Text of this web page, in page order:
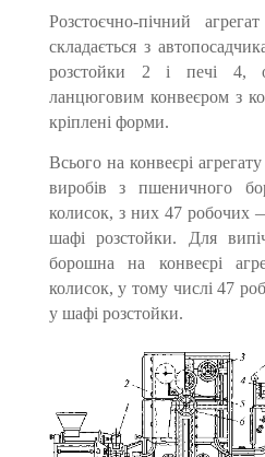
Розстоєчно-пічний
складається з
розстойки 2 і печі 4,
ланцюговим конвеєром з
кріплені форми.
Всього на конвеєрі
виробів з пшеничного
колисок, з них 47
шафі розстойки. Для
борошна на конвеєрі
колисок, у тому числі 47
у шафі розстойки.